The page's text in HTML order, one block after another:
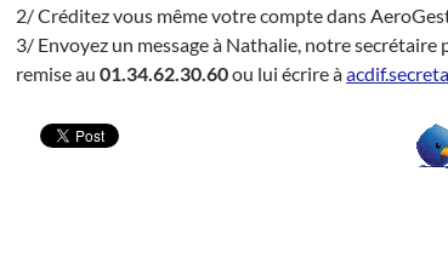
2/ Créditez vous même votre compte dans
3/ Envoyez un message à Nathalie, notre secrétaire
remise au01.34.62.30.60ou lui écrire à